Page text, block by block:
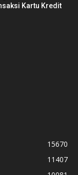
Kartu Kredit
15670
11407